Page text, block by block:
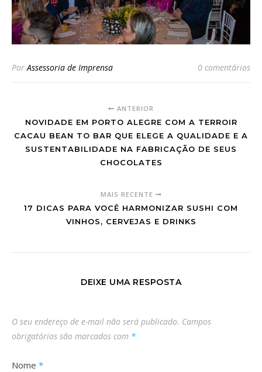
PorAssessoria de Imprensa 0 comentários
ANTERIOR
NOVIDADE EM PORTO ALEGRE COM A TERROIR
CACAU BEAN TO BAR QUE ELEGE A QUALIDADE E A
SUSTENTABILIDADE NA FABRICAÇÃO DE SEUS
CHOCOLATES
MAIS RECENTE
17 DICAS PARA VOCÊ HARMONIZAR SUSHI COM
VINHOS, CERVEJAS E DRINKS
DEIXE UMA RESPOSTA
O seu endereço de e-mail não será publicado. Campos
obrigatórios são marcados com *
Nome *